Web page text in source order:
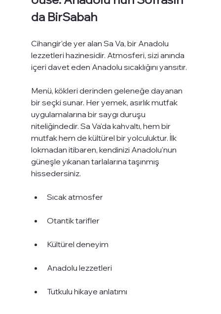
da BirSabah
Cihangir'de yer alan Sa Va, bir Anadolu
lezzetleri hazinesidir. Atmosferi, sizi anında
içeri davet eden Anadolu sıcaklığını yansıtır.
Menü, kökleri derinden geleneğe dayanan
bir seçki sunar. Her yemek, asırlık mutfak
uygulamalarına bir saygı duruşu
niteliğindedir. Sa Va'da kahvaltı, hem bir
mutfak hem de kültürel bir yolculuktur. İlk
lokmadan itibaren, kendinizi Anadolu'nun
güneşle yıkanan tarlalarına taşınmış
hissedersiniz.
Sıcak atmosfer
Otantik tarifler
Kültürel deneyim
Anadolu lezzetleri
Tutkulu hikaye anlatımı